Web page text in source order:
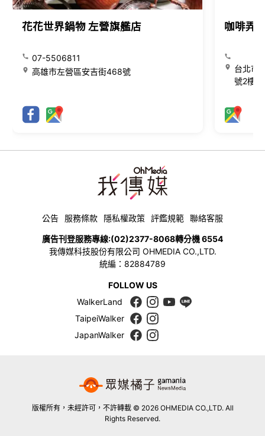
花花世界鍋物 左營旗艦店
07-5506811
高雄市左營區安吉街468號
咖啡弄
台北市
號2樓
公告 服務條款 隱私權政策 評鑑規範 聯絡客服
廣告刊登服務專線:(02)2377-8068轉分機 6554
我傳媒科技股份有限公司 OHMEDIA CO.,LTD.
統編：82884789
FOLLOW US
WalkerLand
TaipeiWalker
JapanWalker
版權所有，未經許可，不許轉載 © 2026 OHMEDIA CO.,LTD. All
Rights Reserved.